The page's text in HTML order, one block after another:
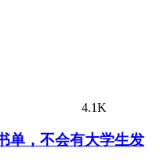
4.1K
单，不会有大学生发